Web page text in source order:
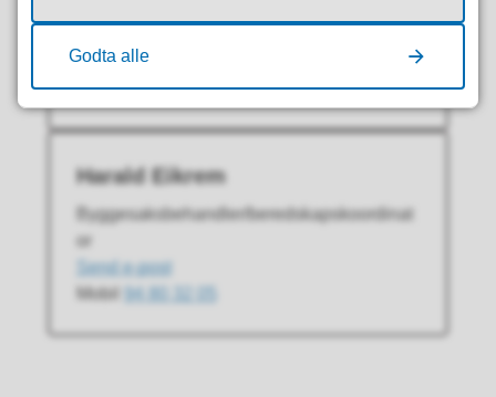
Mobil46 80 08 83
Harald Eikrem
Byggesaksbehandler/beredskapskoordinat
or
E-post
Send e-post
Mobil
94 80 32 05
Godta alle